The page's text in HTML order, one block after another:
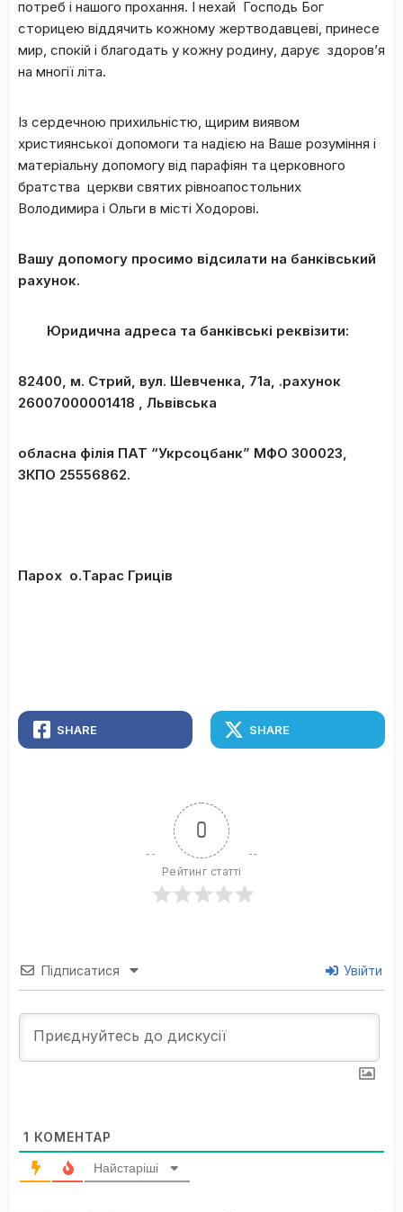
потреб і нашого прохання. І нехай Господь Бог
сторицею віддячить кожному жертводавцеві, принесе
мир, спокій і благодать у кожну родину, дарує здоров’я
на многії літа.
Із сердечною прихильністю, щирим виявом
християнської допомоги та надією на Ваше розуміння і
матеріальну допомогу від парафіян та церковного
братства церкви святих рівноапостольних
Володимира і Ольги в місті Ходорові.
Вашу допомогу просимо відсилати на банківський
рахунок.
Юридична адреса та банківські реквізити:
82400, м. Стрий, вул. Шевченка, 71а, .рахунок
26007000001418 , Львівська
обласна філія ПАТ “Укрсоцбанк” МФО 300023,
ЗКПО 25556862.
Парох о.Тарас Гриців
SHARE SHARE
0
Рейтинг статті
Підписатися Увійти
1 КОМЕНТАР
Найстаріші